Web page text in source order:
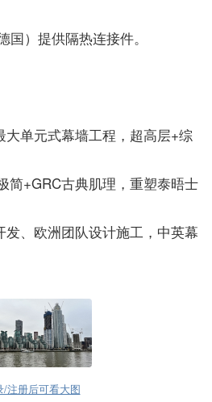
）提供隔热连接件。
单元式幕墙工程，超高层+综
简+GRC古典肌理，重塑泰晤士
、欧洲团队设计施工，中英幕
/注册后可看大图